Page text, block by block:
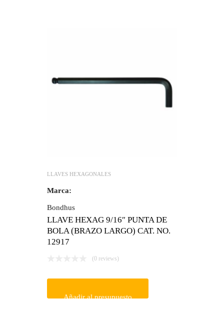
LLAVES HEXAGONALES
Marca:
Bondhus
LLAVE HEXAG 9/16″ PUNTA DE
BOLA (BRAZO LARGO) CAT. NO.
12917
(0 reviews)
Añadir al presupuesto